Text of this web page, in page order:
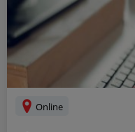
Online